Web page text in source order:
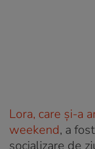
Lora, care și-a
weekend, a
socializare de